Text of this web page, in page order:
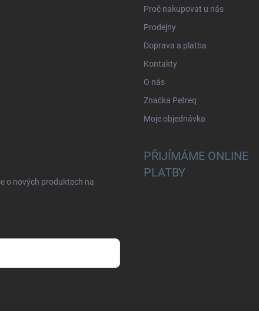
Proč nakupovat u nás
Prodejny
Doprava a platba
Kontakty
O nás
Značka Petreq
Moje objednávka
o nových produktech na
PŘIJÍMÁME ONLINE
PLATBY